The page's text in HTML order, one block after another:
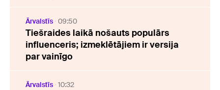
Ārvalstīs 09:50
Tiešraides laikā nošauts populārs
influenceris; izmeklētājiem ir versija
par vainīgo
Ārvalstīs 10:32